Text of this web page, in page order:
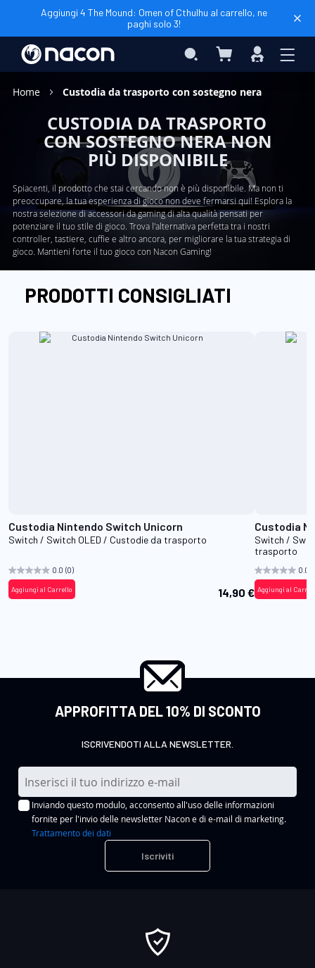
Aggiungi 4 The Mound: Omen of Cthulhu al carrello, ne
paghi solo 3!
Search Carrello Accedi
Home Custodia da trasporto con sostegno nera
CUSTODIA DA TRASPORTO
CON SOSTEGNO NERA NON
PIÙ DISPONIBILE
Spiacenti, il prodotto che stai cercando non è più disponibile. Ma non ti
preoccupare, la tua esperienza di gioco non deve fermarsi qui! Esplora la
nostra selezione di accessori da gaming di alta qualità pensati per
potenziare il tuo stile di gioco. Trova l'alternativa perfetta tra i nostri
controller, tastiere, cuffie e altro ancora, per migliorare la tua strategia di
gioco. Mantieni forte il tuo gioco con Nacon Gaming!
PRODOTTI CONSIGLIATI
Custodia Nintendo Switch Unicorn
Switch / Switch OLED / Custodie da trasporto
0.0 (0)
14,90 €
Aggiungi al Carrello
Custodia
Switch /
trasporto
0.0
Aggiungi al
APPROFITTA DEL 10% DI SCONTO
ISCRIVENDOTI ALLA NEWSLETTER.
I
s
c
Inviando questo modulo, acconsento all'uso delle informazioni
fornite per l'invio delle newsletter Nacon e di e-mail di marketing.
Trattamento dei dati
Iscriviti